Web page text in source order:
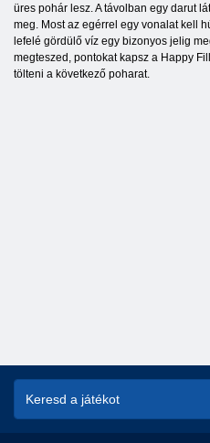
üres pohár lesz. A távolban egy darut
meg. Most az egérrel egy vonalat kell
lefelé gördülő víz egy bizonyos jelig
megteszed, pontokat kapsz a Happy
tölteni a következő poharat.